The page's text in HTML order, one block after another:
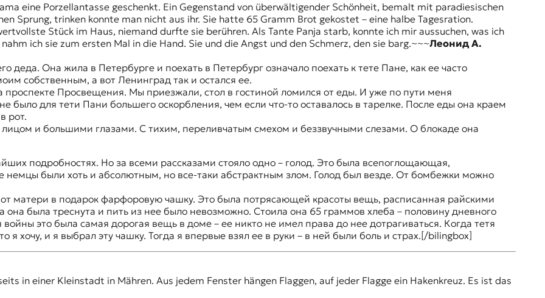
eine Porzellantasse geschenkt. Ein Gegenstand von überwältigender Schönheit, bemalt mit paradiesischen
Sprung, trinken konnte man nicht aus ihr. Sie hatte 65 Gramm Brot gekostet – eine halbe Tagesration.
Stück im Haus, niemand durfte sie berühren. Als Tante Panja starb, konnte ich mir aussuchen, was ich
ich sie zum ersten Mal in die Hand. Sie und die Angst und den Schmerz, den sie barg.~~~Леонид А.
Она жила в Петербурге и поехать в Петербург означало поехать к тете Пане, как ее часто
собственным, а вот Ленинград так и остался ее.
Просвещения. Мы приезжали, стол в гостиной ломился от еды. И уже по пути меня
было для тети Пани большего оскорбления, чем если что-то оставалось в тарелке. После еды она краем
рот.
лицом и большими глазами. С тихим, переливчатым смехом и беззвучными слезами. О блокаде она
подробностях. Но за всеми рассказами стояло одно – голод. Это была всепоглощающая,
немцы были хоть и абсолютным, но все-таки абстрактным злом. Голод был везде. От бомбежки можно
матери в подарок фарфоровую чашку. Это была потрясающей красоты вещь, расписанная райскими
была треснута и пить из нее было невозможно. Стоила она 65 граммов хлеба – половину дневного
это была самая дорогая вещь в доме – ее никто не имел права до нее дотрагиваться. Когда тетя
хочу, и я выбрал эту чашку. Тогда я впервые взял ее в руки – в ней были боль и страх.[/bilingbox]
in einer Kleinstadt in Mähren. Aus jedem Fenster hängen Flaggen, auf jeder Flagge ein Hakenkreuz. Es ist das